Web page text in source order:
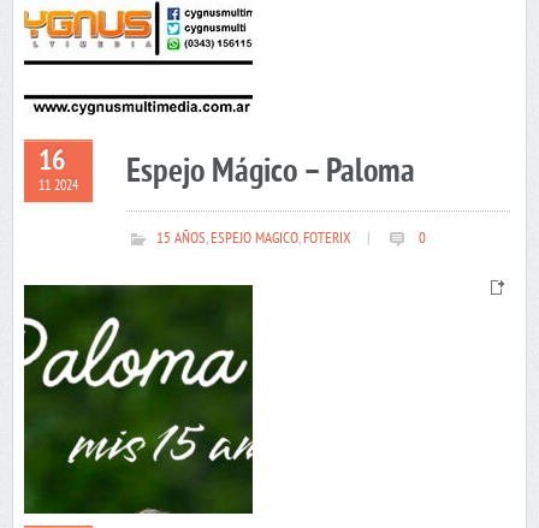
16
11 2024 Espejo Mágico – Paloma
15 AÑOS,ESPEJO MAGICO,FOTERIX 0